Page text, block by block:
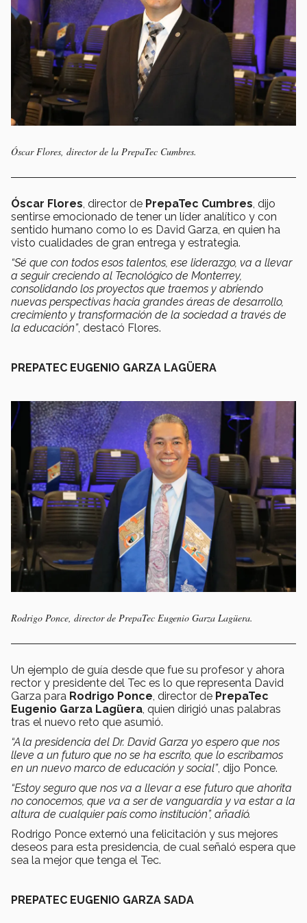
Óscar Flores, director de la PrepaTec Cumbres.
Óscar Flores, director de PrepaTec Cumbres, dijo
sentirse emocionado de tener un líder analítico y con
sentido humano como lo es David Garza, en quien ha
visto cualidades de gran entrega y estrategia.
“Sé que con todos esos talentos, ese liderazgo, va a llevar
a seguir creciendo al Tecnológico de Monterrey,
consolidando los proyectos que traemos y abriendo
nuevas perspectivas hacia grandes áreas de desarrollo,
crecimiento y transformación de la sociedad a través de
la educación”, destacó Flores.
PREPATEC EUGENIO GARZA LAGÜERA
Rodrigo Ponce, director de PrepaTec Eugenio Garza Lagüera.
Un ejemplo de guía desde que fue su profesor y ahora
rector y presidente del Tec es lo que representa David
Garza para Rodrigo Ponce , director de PrepaTec
Eugenio Garza Lagüera , quien dirigió unas palabras
tras el nuevo reto que asumió.
“A la presidencia del Dr. David Garza yo espero que nos
lleve a un futuro que no se ha escrito, que lo escribamos
en un nuevo marco de educación y social”, dijo Ponce.
“Estoy seguro que nos va a llevar a ese futuro que ahorita
no conocemos, que va a ser de vanguardia y va estar a la
altura de cualquier país como institución”, añadió.
Rodrigo Ponce externó una felicitación y sus mejores
deseos para esta presidencia, de cual señaló espera que
sea la mejor que tenga el Tec.
PREPATEC EUGENIO GARZA SADA